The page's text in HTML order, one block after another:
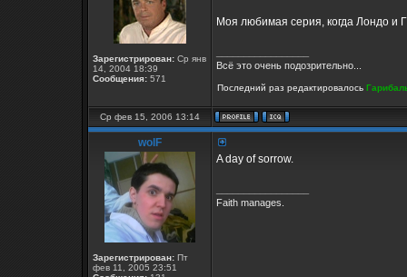
Зарегистрирован: Ср янв
14, 2004 18:39
Сообщения: 571
Моя любимая серия, когда Лондо и
Всё это очень подозрительно...
Последний раз редактировалось
Ср фев 15, 2006 13:14
wolF
Зарегистрирован: Пт
фев 11, 2005 23:51
A day of sorrow.
Faith manages.